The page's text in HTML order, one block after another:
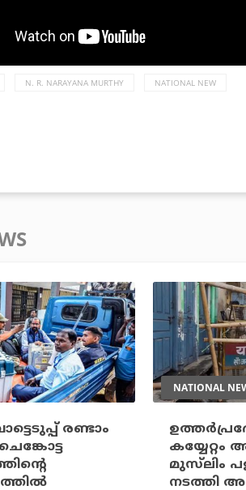
N. R. NARAYANA MURTHY NATIONAL NEW
രണ്ടാം
NATIONAL
കയ്യേറ്റം
മുസ്‌ലിം
നടത്തി